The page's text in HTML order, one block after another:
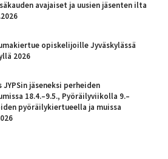
avajaiset ja uusien jäsenten ilta
opiskelijoille Jyväskylässä
2026
jäseneksi perheiden
18.4.–9.5., Pyöräilyviikolla 9.–
pyöräilykiertueella ja muissa